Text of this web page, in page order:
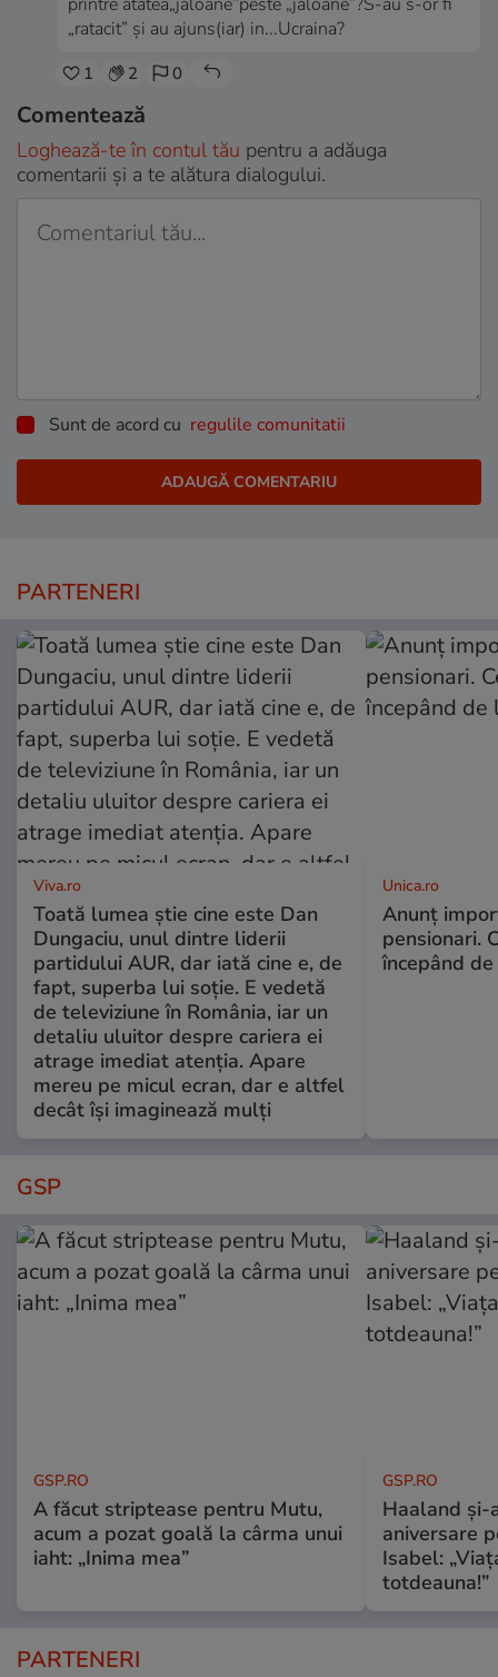
printre atâtea„jaloane”peste „jaloane”?S-au s-or fi
„ratacit” și au ajuns(iar) in...Ucraina?
1 2 0
Comentează
Loghează-te în contul tău pentru a adăuga
comentarii și a te alătura dialogului.
Sunt de acord cu regulile comunitatii
PARTENERI
Viva.ro
Toată lumea știe cine este Dan
Dungaciu, unul dintre liderii
partidului AUR, dar iată cine e, de
fapt, superba lui soție. E vedetă
de televiziune în România, iar un
detaliu uluitor despre cariera ei
atrage imediat atenția. Apare
mereu pe micul ecran, dar e altfel
decât își imaginează mulți
Unica.ro
Anunț
pensionari.
începând
GSP
GSP.RO
A făcut striptease pentru Mutu,
acum a pozat goală la cârma unui
iaht: „Inima mea”
GSP.RO
Haaland
aniversare
Isabel:
totdeauna!”
PARTENERI